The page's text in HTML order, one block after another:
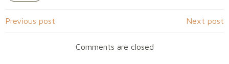
Post
navigation
Previous post
navigation
Next post
Comments are closed